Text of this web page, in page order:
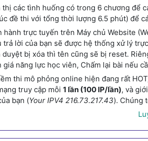
thị các tình huống có trong 6 chương để
đề thi với tổng thời lượng 6.5 phút) để
hành trực tuyến trên Máy chủ Website
trả lời của bạn sẽ được hệ thống xử lý
bị xóa thì tên cũng sẽ bị reset.
năng lực học viên, Chấm lại bài nếu
thi mô phỏng online hiện đang rất
truy cập mỗi 1 lần (100 IP/lần), và
bạn (Your IPV4 216.73.217.43). Chúng